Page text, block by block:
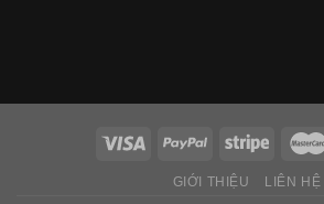
GIỚI THIỆU LIÊN HỆ